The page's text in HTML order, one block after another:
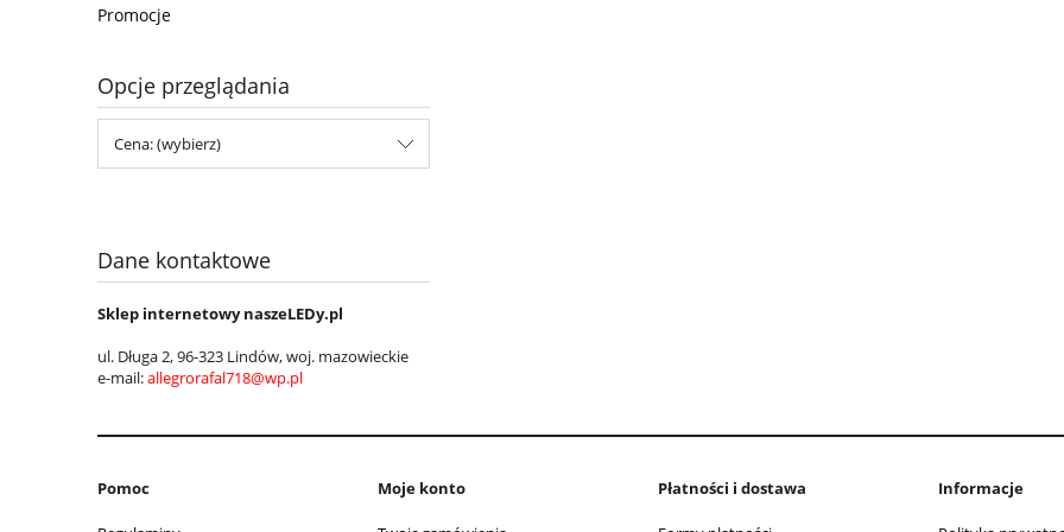
Promocje
Opcje przeglądania
Cena: (wybierz)
Dane kontaktowe
Sklep internetowy naszeLEDy.pl
ul. Długa 2, 96-323 Lindów, woj. mazowieckie
e-mail:allegrorafal718@wp.pl
Pomoc Moje konto Płatności i dostawa Informacje